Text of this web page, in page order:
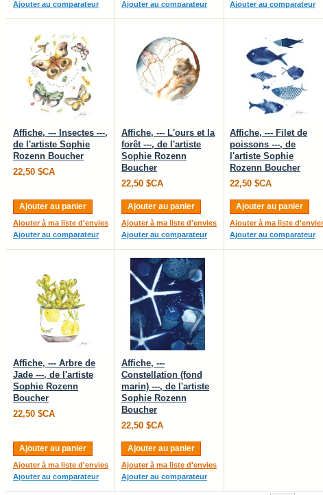
Ajouter au comparateur
Ajouter au comparateur
Ajouter au comparateur
Affiche, --- Insectes ---,
de l'artiste Sophie
Rozenn Boucher
22,50 $CA
Ajouter au panier
Ajouter à ma liste d'envies
Ajouter au comparateur
Affiche, --- L'ours et la
forêt ---, de l'artiste
Sophie Rozenn
Boucher
22,50 $CA
Ajouter au panier
Ajouter à ma liste d'envies
Ajouter au comparateur
Affiche, --- Filet de
poissons ---, de
l'artiste Sophie
Rozenn Boucher
22,50 $CA
Ajouter au panier
Ajouter à ma liste
Ajouter au comparateur
Affiche, --- Arbre de
Jade ---, de l'artiste
Sophie Rozenn
Boucher
22,50 $CA
Ajouter au panier
Ajouter à ma liste d'envies
Ajouter au comparateur
Affiche, ---
Constellation (fond
marin) ---, de l'artiste
Sophie Rozenn
Boucher
22,50 $CA
Ajouter au panier
Ajouter à ma liste d'envies
Ajouter au comparateur